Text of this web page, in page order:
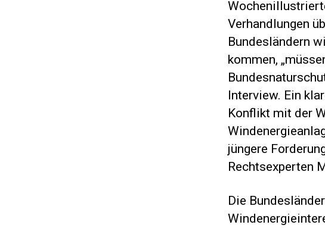
Verhandlungen
Bundesländern
kommen,
Interview. Ein
Konflikt mit der
jüngere
Rechtsexperten
Die